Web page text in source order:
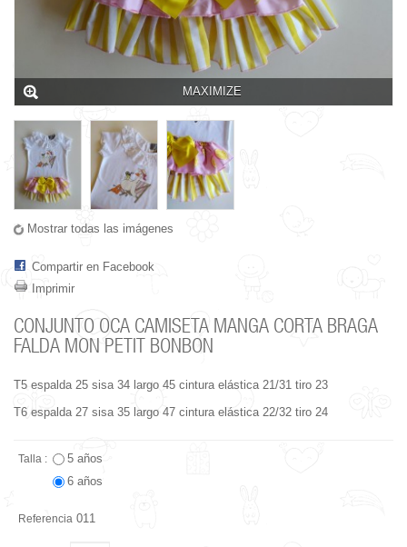
MAXIMIZE
Mostrar todas las imágenes
Compartir en Facebook
Imprimir
CONJUNTO OCA CAMISETA MANGA CORTA BRAGA
FALDA MON PETIT BONBON
T5 espalda 25 sisa 34 largo 45 cintura elástica 21/31 tiro 23
T6 espalda 27 sisa 35 largo 47 cintura elástica 22/32 tiro 24
Talla :
5 años
6 años
Referencia 011